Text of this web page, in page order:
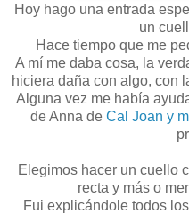
Hoy hago una entrada
un
Hace tiempo que me
A mí me daba cosa, la
hiciera daña con algo, con
Alguna vez me había
de Anna de Cal Joan y
Elegimos hacer un cuello
recta y más o
Fui explicándole todos